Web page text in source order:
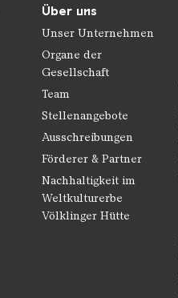
Über uns
Unser Unternehmen
Organe der
Gesellschaft
Team
Stellenangebote
Ausschreibungen
Förderer & Partner
Nachhaltigkeit im
Weltkulturerbe
Völklinger Hütte